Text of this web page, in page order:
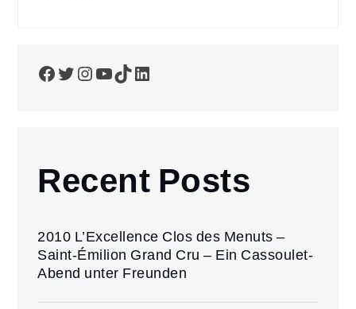
Facebook
Twitter
Instagram
YouTube
TikTokLinkedIn
Recent Posts
2010 L’Excellence Clos des Menuts –
Saint-Émilion Grand Cru – Ein Cassoulet-
Abend unter Freunden